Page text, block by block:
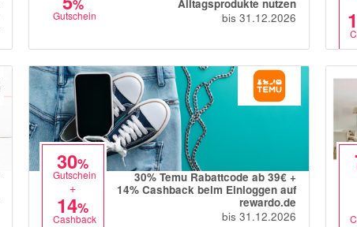
%
Gutschein
Alltagsprodukte nutzen
bis 31.12.2026
30%
Gutschein
+
14%
Cashback
30% Temu Rabattcode ab 39€ +
14% Cashback beim Einloggen auf
rewardo.de
bis 31.12.2026